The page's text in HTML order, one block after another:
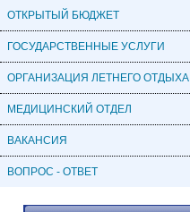
ОТКРЫТЫЙ БЮДЖЕТ
ГОСУДАРСТВЕННЫЕ УСЛУГИ
ОРГАНИЗАЦИЯ ЛЕТНЕГО ОТДЫХА
МЕДИЦИНСКИЙ ОТДЕЛ
ВАКАНСИЯ
ВОПРОС - ОТВЕТ